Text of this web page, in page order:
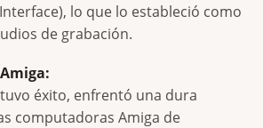
lo que lo estableció como
de grabación.
éxito, enfrentó una dura
computadoras Amiga de